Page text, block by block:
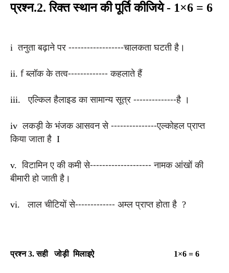
प्रश्न.2. रिक्त स्थान की पूर्ति कीजिये - 1×6 = 6
i तनुता बढ़ाने पर ------------------चालकता घटती है ।
ii. f ब्लॉक के तत्व------------- कहलाते हैं
iii. एल्किल हैलाइड का सामान्य सूत्र --------------है ।
iv लकड़ी के भंजक आसवन से ---------------एल्कोहल प्राप्त
किया जाता है I
v. विटामिन ए की कमी से-------------------- नामक आंखों की
बीमारी हो जाती है ।
vi. लाल चीटियों से------------- अम्ल प्राप्त होता है ?
प्रश्न 3. सही जोड़ी मिलाइऐ 1×6 = 6